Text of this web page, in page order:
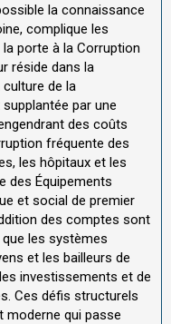
la connaissance
complique les
porte à la Corruption
réside dans la
de la
par une
des coûts
fréquente des
les hôpitaux et les
des Équipements
et social de premier
des comptes sont
les systèmes
et les bailleurs de
investissements et de
Ces défis structurels
moderne qui passe